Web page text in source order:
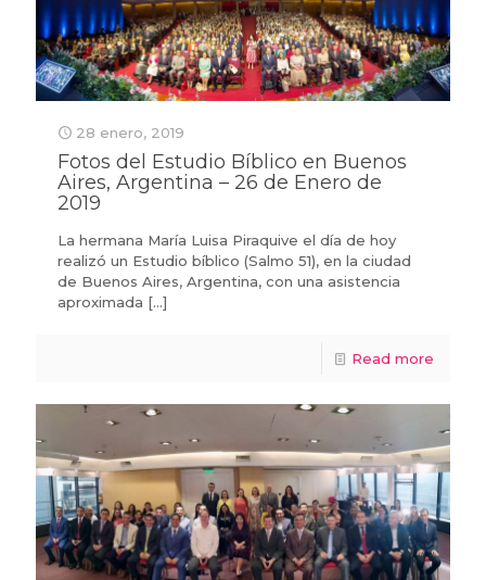
28 enero, 2019
Fotos del Estudio Bíblico en Buenos
Aires, Argentina – 26 de Enero de
2019
La hermana María Luisa Piraquive el día de hoy
realizó un Estudio bíblico (Salmo 51), en la ciudad
de Buenos Aires, Argentina, con una asistencia
aproximada […]
Read more